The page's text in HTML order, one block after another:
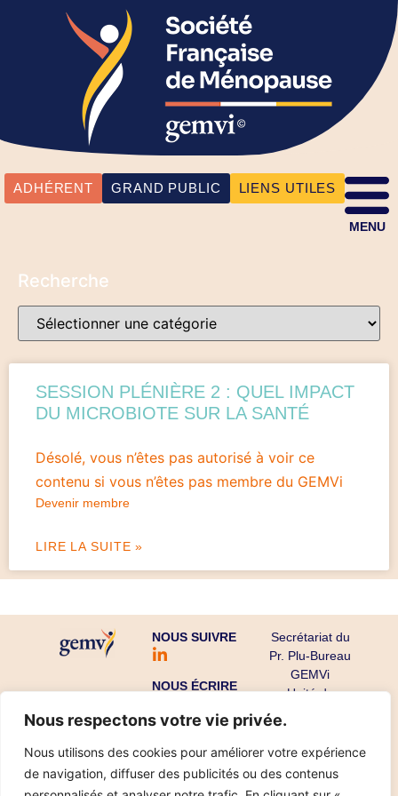
Nous respectons votre vie privée.
Nous utilisons des cookies pour améliorer votre expérience
de navigation, diffuser des publicités ou des contenus
ADHÉRENT GRAND PUBLIC LIENS UTILES
MENU
Recherche
SESSION PLÉNIÈRE 2 : QUEL IMPACT
DU MICROBIOTE SUR LA SANTÉ
Désolé, vous n’êtes pas autorisé à voir ce
contenu si vous n’êtes pas membre du GEMVi
Devenir membre
LIRE LA SUITE »
NOUS SUIVRE
NOUS ÉCRIRE
Secrétariat du
Pr. Plu-Bureau
GEMVi
Unité de
Endocrinienne
CHU Cochin-
Port Royal